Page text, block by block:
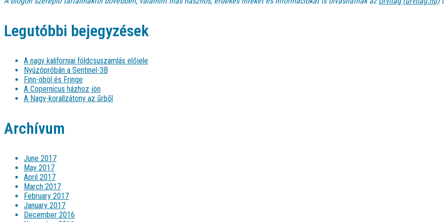
Legutóbbi bejegyzések
A nagy kaliforniai földcsuszamlás előjele
Nyúzópróbán a Sentinel-3B
Finn-öböl és Fringe
A Copernicus házhoz jön
A Nagy-korallzátony az űrből
Archívum
June 2017
May 2017
April 2017
March 2017
February 2017
January 2017
December 2016